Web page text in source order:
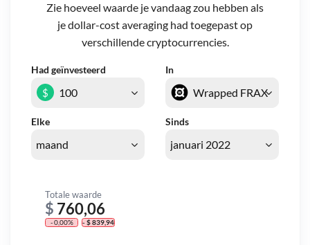
Zie hoeveel waarde je vandaag zou hebben als
je dollar-cost averaging had toegepast op
verschillende cryptocurrencies.
Had geïnvesteerd In
Elke Sinds
$
Totale waarde
$ 760,06
- 0,00% - $ 839,94